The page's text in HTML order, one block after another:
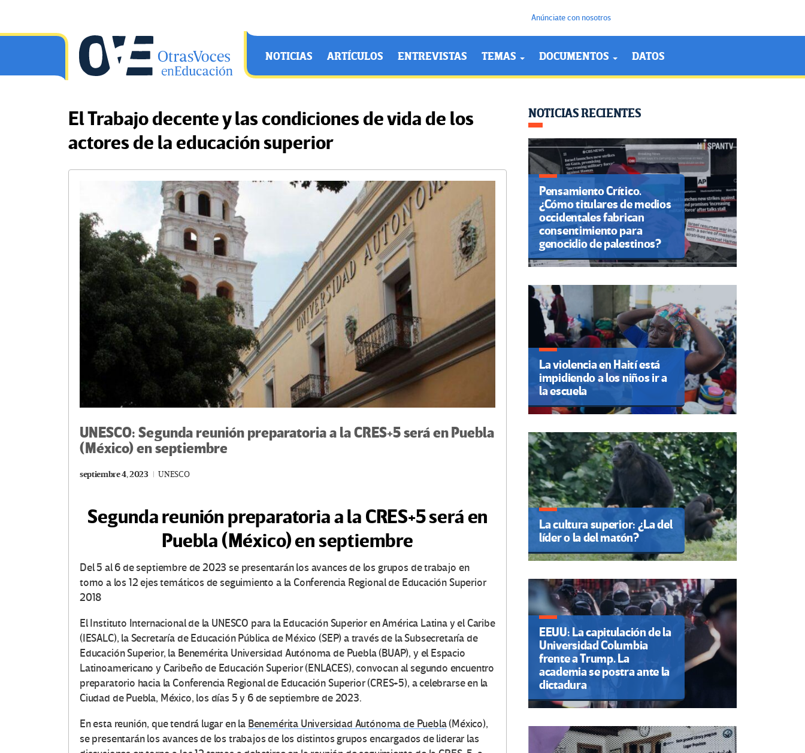
Anúnciate con nosotros
OtrasVocesenEducacion.org
NOTICIAS ARTÍCULOS ENTREVISTAS TEMAS DOCUMENTOS DATOS
El Trabajo decente y las condiciones de vida de los
actores de la educación superior
UNESCO: Segunda reunión preparatoria a la CRES+5 será en Puebla
(México) en septiembre
septiembre 4, 2023 UNESCO
Segunda reunión preparatoria a la CRES+5 será en
Puebla (México) en septiembre
Del 5 al 6 de septiembre de 2023 se presentarán los avances de los grupos de trabajo en
torno a los 12 ejes temáticos de seguimiento a la Conferencia Regional de Educación Superior
2018
El Instituto Internacional de la UNESCO para la Educación Superior en América Latina y el Caribe
(IESALC), la Secretaría de Educación Pública de México (SEP) a través de la Subsecretaría de
Educación Superior, la Benemérita Universidad Autónoma de Puebla (BUAP), y el Espacio
Latinoamericano y Caribeño de Educación Superior (ENLACES), convocan al segundo encuentro
preparatorio hacia la Conferencia Regional de Educación Superior (CRES+5), a celebrarse en la
Ciudad de Puebla, México, los días 5 y 6 de septiembre de 2023.
En esta reunión, que tendrá lugar en la Benemérita Universidad Autónoma de Puebla(México),
se presentarán los avances de los trabajos de los distintos grupos encargados de liderar las
NOTICIAS RECIENTES
Pensamiento Crítico.
¿Cómo titulares de medios
occidentales fabrican
consentimiento para
genocidio de palestinos?
La violencia en Haití está
impidiendo a los niños ir a
la escuela
La cultura superior: ¿La del
líder o la del matón?
EEUU: La capitulación de la
Universidad Columbia
frente a Trump. La
academia se postra ante la
dictadura